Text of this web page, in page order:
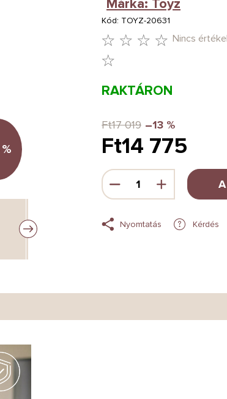
%
TERMÉK
ÉRTÉKELÉSE
5-
0,0
CSILLAG.
Nincs
Kód: TOYZ-20631
Márka: Toyz
RAKTÁRON
Ft17 019 –13 %
Ft14 775
Egységár:
Nyomtatás Kérdés